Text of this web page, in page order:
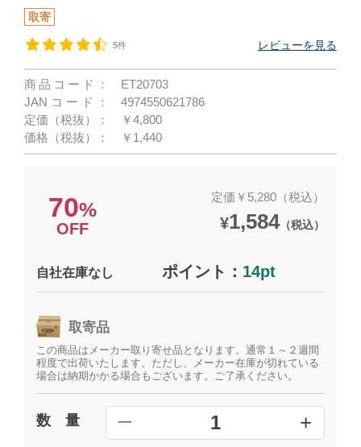
取寄
5件 レビューを見る
商品コード：
ET20703
JANコード：
4974550621786
定価（税抜）：
￥4,800
価格（税抜）：
￥1,440
70%
OFF
定価￥5,280（税込）
¥1,584（税込）
自社在庫なし ポイント： 14pt
取寄品
この商品はメーカー取り寄せ品となります。通常１～２週間
程度で出荷いたします。ただし、メーカー在庫が切れている
場合は納期かかる場合もございます。ご了承ください。
数 量 ━ 1 +